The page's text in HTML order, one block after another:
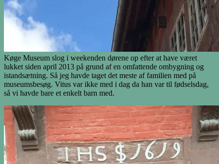
Køge Museum slog i weekenden dørene op efter at have været
lukket siden april 2013 på grund af en omfattende ombygning og
istandsætning. Så jeg havde taget det meste af familien med på
museumsbesøg. Vitus var ikke med i dag da han var til fødselsdag,
så vi havde bare et enkelt barn med.